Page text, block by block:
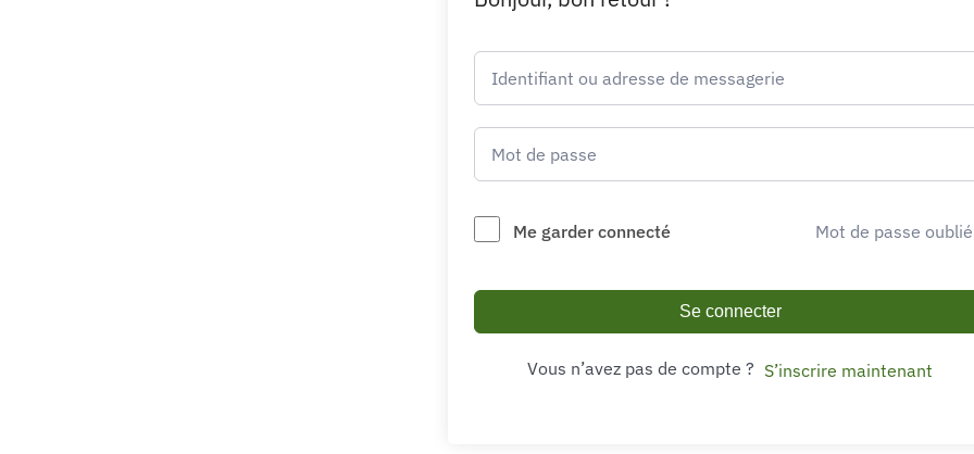
Me garder connecté Mot de passe
Se connecter
Vous n’avez pas de compte ? S’inscrire maintenant